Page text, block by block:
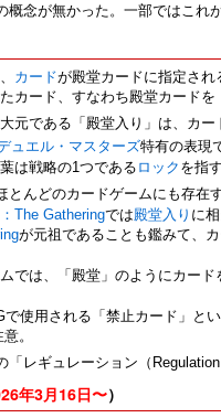
概念が無かった。一部ではこれ
カードが殿堂カードに指定され
カード、すなわち殿堂カードを
元である「殿堂入り」は、カ
ュエル・マスターズ特有の表現
は戦略の1つである ロック を指
とんどのカードゲームにも存在す
The Gatheringでは殿堂入り に
が元祖であることも鑑みて、
では、「殿堂」のようにカー
で使用される「禁止カード」と
。
「レギュレーション（
年3月16日〜）